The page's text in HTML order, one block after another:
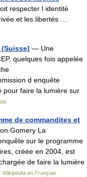
respecter l identité
et les libertés …
— Une
quelques fois appelée
d enquête
pour faire la lumière sur
de commandites et
Gomery La
sur le programme
créée en 2004, est
de faire la lumière
Wikipédia en Français